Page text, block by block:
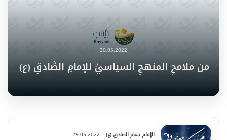
30.05.2022
من ملامحِ المنهجِ السياسيِّ للإمامِ الصَّادقِ (ع)
الإمام جعفر الصادق (ع) 29.05.2022